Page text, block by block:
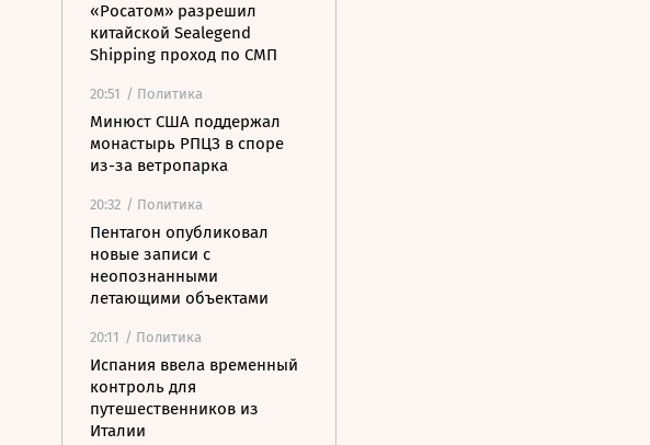
«Росатом» разрешил
китайской Sealegend
Shipping проход по СМП
20:51 / Политика
Минюст США поддержал
монастырь РПЦЗ в споре
из-за ветропарка
20:32 / Политика
Пентагон опубликовал
новые записи с
неопознанными
летающими объектами
20:11 / Политика
Испания ввела временный
контроль для
путешественников из
Италии